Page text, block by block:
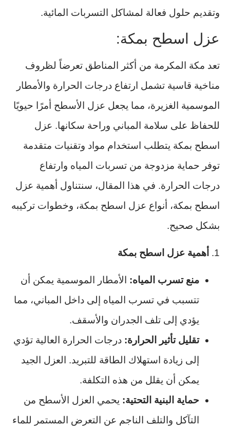
وتقديم حلول فعالة لمشاكل التسربات المائية.
عزل اسطح بمكة:
تعد مكة المكرمة من أكثر المناطق تعرضاً لظروف
مناخية قاسية تشمل ارتفاع درجات الحرارة والأمطار
الموسمية الغزيرة، مما يجعل عزل الأسطح أمرًا حيويًا
للحفاظ على سلامة المباني وراحة سكانها. عزل
اسطح بمكة يتطلب استخدام مواد وتقنيات متقدمة
توفر حماية مزدوجة من تسربات المياه وارتفاع
درجات الحرارة. في هذا المقال، سنتناول أهمية عزل
اسطح بمكة، أنواع عزل اسطح بمكة، وخطوات تركيبه
بشكل صحيح.
1. أهمية عزل اسطح بمكة
منع تسرب المياه: الأمطار الموسمية يمكن أن
تتسبب في تسرب المياه إلى داخل المباني، مما
يؤدي إلى تلف الجدران والأسقف.
تقليل تأثير الحرارة: درجات الحرارة العالية تؤدي
إلى زيادة استهلاك الطاقة للتبريد. العزل الجيد
يمكن أن يقلل من هذه التكلفة.
حماية البنية التحتية: يحمي العزل الأسطح من
التآكل والتلف الناجم عن التعرض المستمر للماء